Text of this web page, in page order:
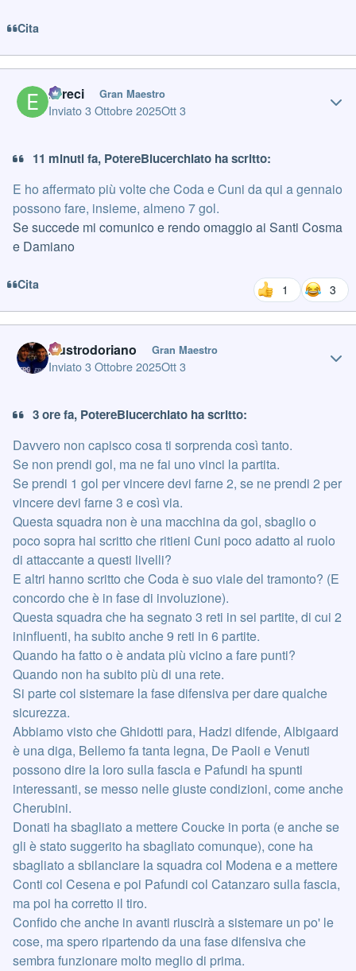
Cita
Erreci Gran Maestro
Inviato3 Ottobre 2025Ott 3
11 minuti fa, PotereBlucerchiato ha scritto:
E ho affermato più volte che Coda e Cuni da qui a gennaio
possono fare, insieme, almeno 7 gol.
Se succede mi comunico e rendo omaggio ai Santi Cosma
e Damiano
Cita 1 3
Austrodoriano Gran Maestro
Inviato3 Ottobre 2025Ott 3
3 ore fa, PotereBlucerchiato ha scritto:
Davvero non capisco cosa ti sorprenda così tanto.
Se non prendi gol, ma ne fai uno vinci la partita.
Se prendi 1 gol per vincere devi farne 2, se ne prendi 2 per
vincere devi farne 3 e così via.
Questa squadra non è una macchina da gol, sbaglio o
poco sopra hai scritto che ritieni Cuni poco adatto al ruolo
di attaccante a questi livelli?
E altri hanno scritto che Coda è suo viale del tramonto? (E
concordo che è in fase di involuzione).
Questa squadra che ha segnato 3 reti in sei partite, di cui 2
ininfluenti, ha subito anche 9 reti in 6 partite.
Quando ha fatto o è andata più vicino a fare punti?
Quando non ha subito più di una rete.
Si parte col sistemare la fase difensiva per dare qualche
sicurezza.
Abbiamo visto che Ghidotti para, Hadzi difende, Albigaard
è una diga, Bellemo fa tanta legna, De Paoli e Venuti
possono dire la loro sulla fascia e Pafundi ha spunti
interessanti, se messo nelle giuste condizioni, come anche
Cherubini.
Donati ha sbagliato a mettere Coucke in porta (e anche se
gli è stato suggerito ha sbagliato comunque), cone ha
sbagliato a sbilanciare la squadra col Modena e a mettere
Conti col Cesena e poi Pafundi col Catanzaro sulla fascia,
ma poi ha corretto il tiro.
Confido che anche in avanti riuscirà a sistemare un po' le
cose, ma spero ripartendo da una fase difensiva che
sembra funzionare molto meglio di prima.